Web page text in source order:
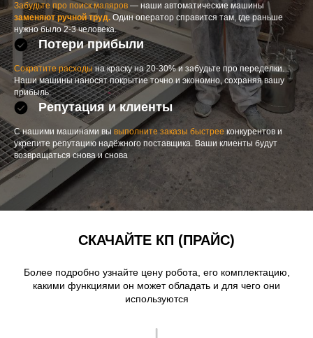
Забудьте про поиск маляров — наши автоматические машины
заменяют ручной труд. Один оператор справится там, где раньше
нужно было 2-3 человека.
Потери прибыли
Сократите расходына краску на 20-30% и забудьте про переделки.
Наши машины наносят покрытие точно и экономно, сохраняя вашу
прибыль.
Репутация и клиенты
С нашими машинами вы выполните заказы быстрее конкурентов и
укрепите репутацию надёжного поставщика. Ваши клиенты будут
возвращаться снова и снова
СКАЧАЙТЕ КП (ПРАЙС)
Более подробно узнайте цену робота, его комплектацию,
какими функциями он может обладать и для чего они
используются